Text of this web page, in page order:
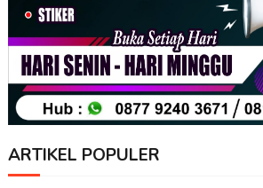
ARTIKEL POPULER